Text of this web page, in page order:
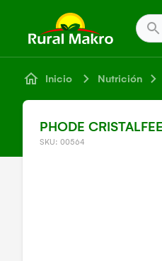
Inicio Nutrición
PHODE
SKU: 00564